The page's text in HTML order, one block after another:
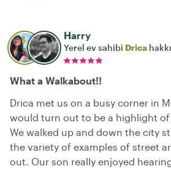
Harry
Yerel ev sahibi Drica
What a Walkabout!!
Drica met us on a busy corner in
would turn out to be a highlight of
We walked up and down the city
the variety of examples of street
out. Our son really enjoyed